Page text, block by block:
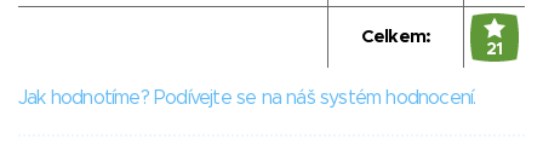
Celkem:
21
Jak hodnotíme? Podívejte se na náš systém hodnocení.